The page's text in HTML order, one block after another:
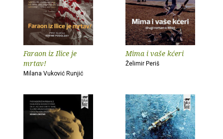
Faraon iz Ilice je
mrtav!
Milana Vuković Runjić
Mima i vaše kćeri
Želimir Periš